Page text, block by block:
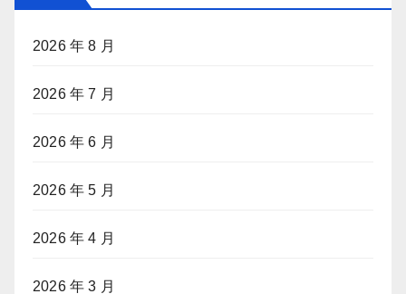
2026 年 8 月
2026 年 7 月
2026 年 6 月
2026 年 5 月
2026 年 4 月
2026 年 3 月